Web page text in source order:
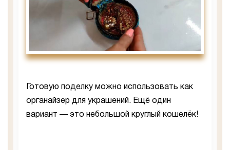
Готовую поделку можно использовать как
органайзер для украшений. Ещё один
вариант — это небольшой круглый кошелёк!